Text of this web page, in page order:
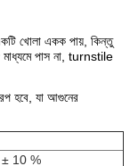
একটি খোলা একক পায়, কিন্তু
মাধ্যমে পাস না, turnstile
হবে, যা আগুনের
10 %